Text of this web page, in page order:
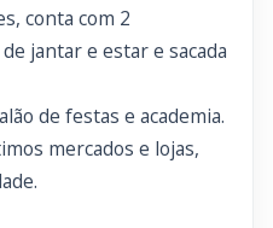
conta com 2
jantar e estar e sacada
de festas e academia.
mercados e lojas,